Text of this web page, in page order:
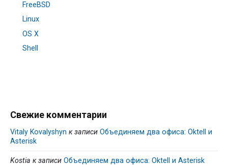
FreeBSD
Linux
OS X
Shell
Свежие комментарии
Vitaly Kovalyshyn к записи Объединяем два офиса: Oktell и
Asterisk
Kostia к записи Объединяем два офиса: Oktell и Asterisk